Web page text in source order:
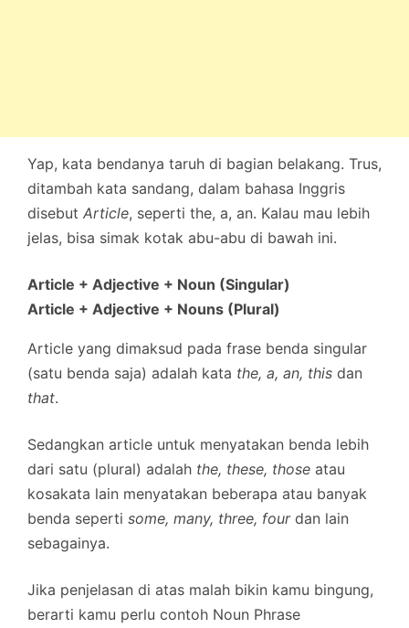
Yap, kata bendanya taruh di bagian belakang. Trus,
ditambah kata sandang, dalam bahasa Inggris
disebut Article, seperti the, a, an. Kalau mau lebih
jelas, bisa simak kotak abu-abu di bawah ini.
Article + Adjective + Noun (Singular)
Article + Adjective + Nouns (Plural)
Article yang dimaksud pada frase benda singular
(satu benda saja) adalah kata the, a, an, this dan
that.
Sedangkan article untuk menyatakan benda lebih
dari satu (plural) adalah the, these, those atau
kosakata lain menyatakan beberapa atau banyak
benda seperti some, many, three, fourdan lain
sebagainya.
Jika penjelasan di atas malah bikin kamu bingung,
berarti kamu perlu contoh Noun Phrase